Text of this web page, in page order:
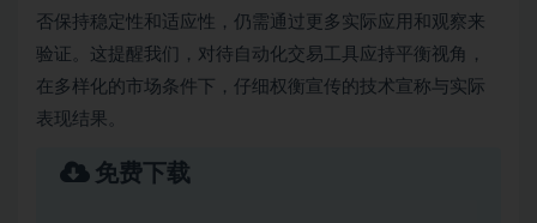
否保持稳定性和适应性，仍需通过更多实际应用和观察来
验证。这提醒我们，对待自动化交易工具应持平衡视角，
在多样化的市场条件下，仔细权衡宣传的技术宣称与实际
表现结果。
免费下载